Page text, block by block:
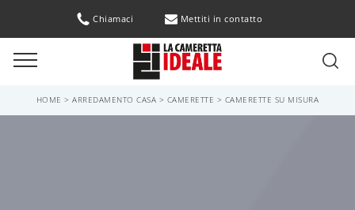
Chiamaci Mettiti in contatto
HOME >ARREDAMENTO CASA > CAMERETTE > CAMERETTE SU MISURA